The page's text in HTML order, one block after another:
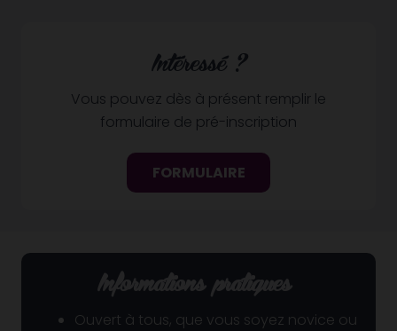
Intéressé ?
Vous pouvez dès à présent remplir le
formulaire de pré-inscription
FORMULAIRE
Informations pratiques
Ouvert à tous, que vous soyez novice ou